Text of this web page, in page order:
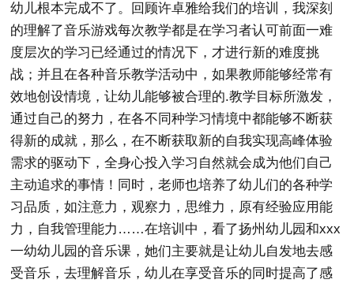
幼儿根本完成不了。回顾许卓雅给我们的培训，我深刻
的理解了音乐游戏每次教学都是在学习者认可前面一难
度层次的学习已经通过的情况下，才进行新的难度挑
战；并且在各种音乐教学活动中，如果教师能够经常有
效地创设情境，让幼儿能够被合理的.教学目标所激发，
通过自己的努力，在各不同种学习情境中都能够不断获
得新的成就，那么，在不断获取新的自我实现高峰体验
需求的驱动下，全身心投入学习自然就会成为他们自己
主动追求的事情！同时，老师也培养了幼儿们的各种学
习品质，如注意力，观察力，思维力，原有经验应用能
力，自我管理能力……在培训中，看了扬州幼儿园和xxx
一幼幼儿园的音乐课，她们主要就是让幼儿自发地去感
受音乐，去理解音乐，幼儿在享受音乐的同时提高了感